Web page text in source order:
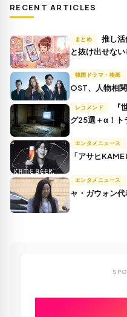
RECENT ARTICLES
まとめ
推し活依存はなぜ起きる？有名人崇拝症候群
と抜け出せな
韓国ドラマ・映画
OST、人物相
レコメンド
グ25選＋α！ト
エンタメニュース
「アサヒ
エンタメニュース
ャ・ガウォン